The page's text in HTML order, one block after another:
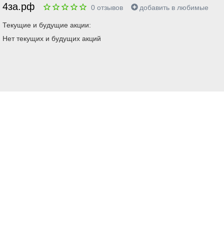
4за.рф 0 отзывов добавить в любимые
Текущие и будущие акции:
Нет текущих и будущих акций